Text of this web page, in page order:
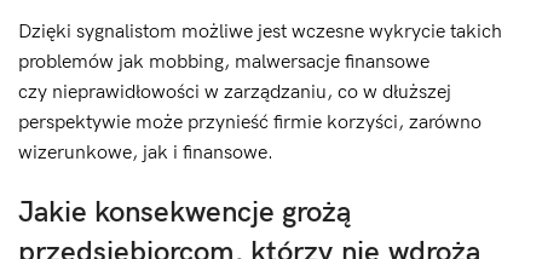
Dzięki sygnalistom możliwe jest wczesne wykrycie takich
problemów jak mobbing, malwersacje finansowe
czy nieprawidłowości w zarządzaniu, co w dłuższej
perspektywie może przynieść firmie korzyści, zarówno
wizerunkowe, jak i finansowe.
Jakie konsekwencje grożą
przedsiębiorcom, którzy nie wdrożą